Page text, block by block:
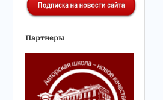
Партнеры